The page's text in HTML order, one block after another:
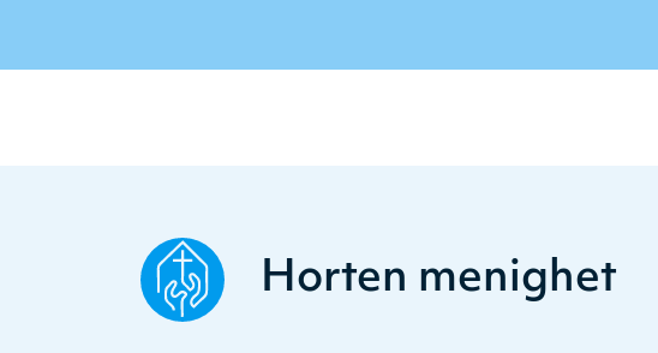
Horten menighet